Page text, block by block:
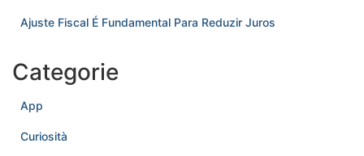
Ajuste Fiscal É Fundamental Para Reduzir Juros
Categorie
App
Curiosità